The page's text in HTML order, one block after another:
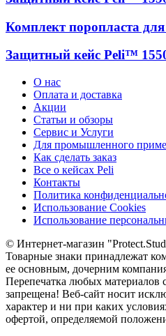
Комплект поропласта
Защитный кейс Peli™
О нас
Оплата и доставка
Акции
Статьи и обзоры
Сервис и Услуги
Для промышленного
Как сделать заказ
Все о кейсах Peli
Контакты
Политика
Использование Cookies
Использование
© Интернет-магазин
Товарные знаки принадлежат
ее основным, дочерним
Перепечатка любых материалов
запрещена! Веб-сайт носит
характер и ни при каких
офертой, определяемой